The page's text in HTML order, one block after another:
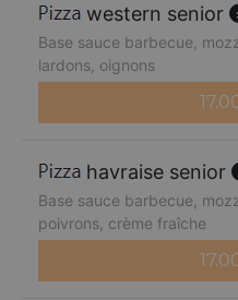
western senior
Base sauce barbecue,
lardons, oignons
havraise senior
Base sauce barbecue,
poivrons, crème fraîche